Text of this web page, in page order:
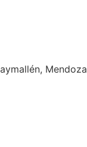
Mendoza